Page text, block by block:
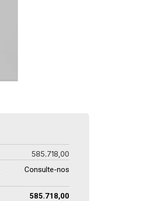
585.718,00
Consulte-nos
585.718,00